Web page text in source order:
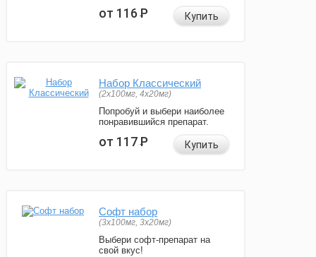
от 116Р Купить
Набор Классический
(2x100мг, 4x20мг)
Попробуй и выбери наиболее
понравившийся препарат.
от 117Р Купить
Софт набор
(3x100мг, 3x20мг)
Выбери софт-препарат на
свой вкус!